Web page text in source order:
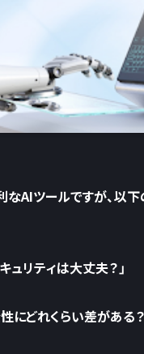
ツールですが、以下
リティは大丈夫？」
どれくらい差がある？